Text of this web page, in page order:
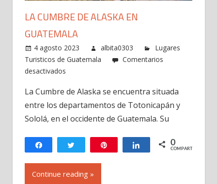
LA CUMBRE DE ALASKA EN
GUATEMALA
4 agosto 2023 albita0303
Lugares
Turisticos de Guatemala
Comentarios
desactivados
Cumbre
de
Alaska
Guatemala
La Cumbre de Alaska se encuentra situada
entre los departamentos de Totonicapán y
Sololá, en el occidente de Guatemala. Su
Compartir Twittear Compartir
0
COMPARTIR
Continue reading »